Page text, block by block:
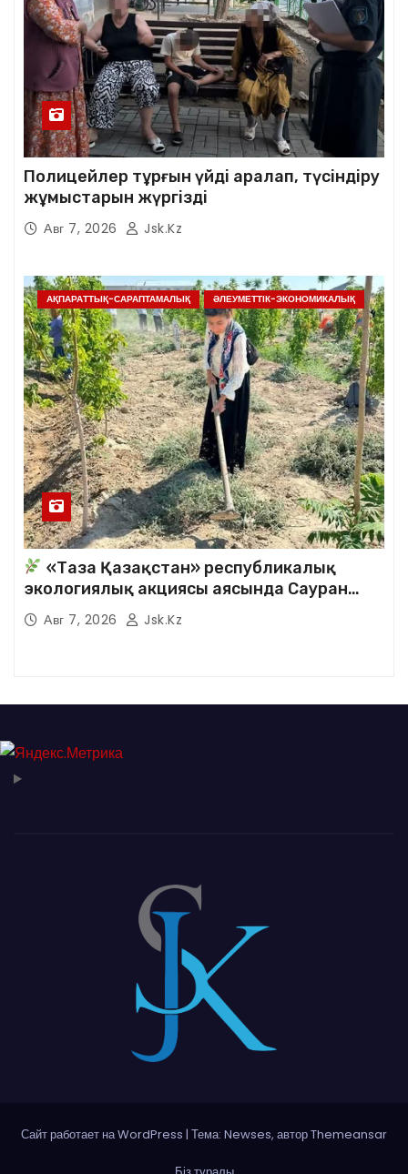
Полицейлер тұрғын үйді аралап, түсіндіру
жұмыстарын жүргізді
Авг 7, 2026 Jsk.kz
АҚПАРАТТЫҚ-САРАПТАМАЛЫҚ ӘЛЕУМЕТТІК-ЭКОНОМИКАЛЫҚ
«Таза Қазақстан» республикалық
экологиялық акциясы аясында Сауран
аудандық кітапханасының қызметкерлері
кезекті сенбілік жұмыстарына белсене
Авг 7, 2026 Jsk.kz
Сайт работает на WordPress | Тема: Newses, авторThemeansar